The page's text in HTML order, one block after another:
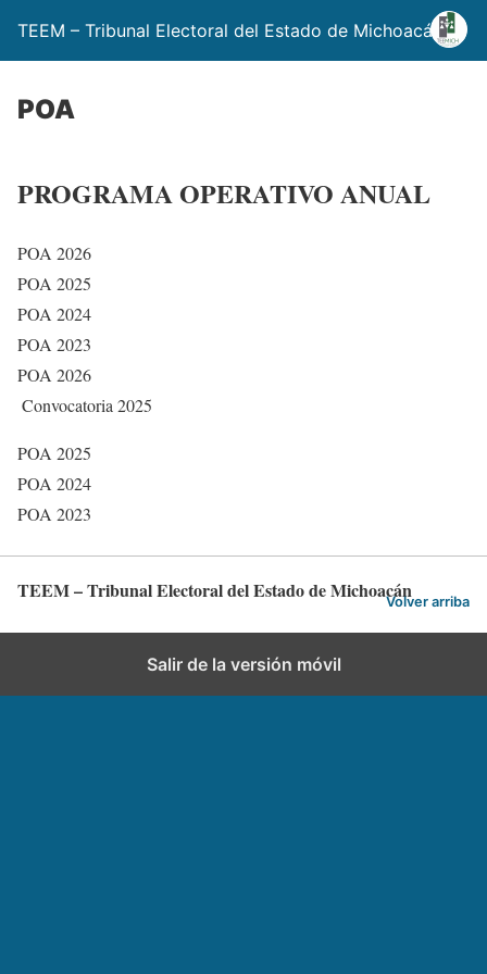
TEEM – Tribunal Electoral del Estado de Michoacán
POA
PROGRAMA OPERATIVO ANUAL
POA 2026
POA 2025
POA 2024
POA 2023
POA 2026
Convocatoria 2025
POA 2025
POA 2024
POA 2023
TEEM – Tribunal Electoral del Estado de MichoacánVolver arriba
Salir de la versión móvil